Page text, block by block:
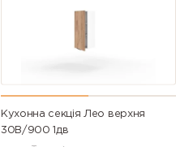
Кухонна секція Лео верхня
30В/900 1дв